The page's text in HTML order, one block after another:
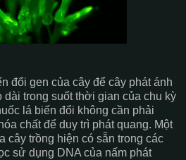
đổi gen của cây để cây phát ánh
trong suốt thời gian của chu kỳ
lá biến đổi không cần phải
chất để duy trì phát quang. Một
cây trồng hiện có sẵn trong các
sử dụng DNA của nấm phát